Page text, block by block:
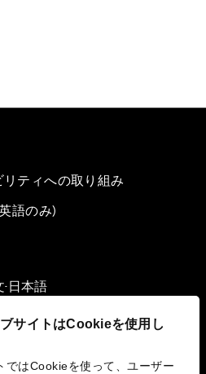
サイトはCookieを使用し
ではCookieを使って、ユーザー
ティへの取り組み
語のみ)
▪ 日本語